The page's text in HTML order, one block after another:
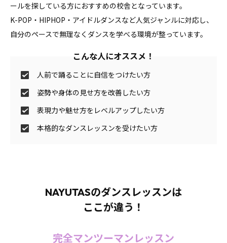
ールを探している方におすすめの校舎となっています。
K-POP・HIPHOP・アイドルダンスなど人気ジャンルに対応し、
自分のペースで無理なくダンスを学べる環境が整っています。
こんな人にオススメ！
人前で踊ることに自信をつけたい方
姿勢や身体の見せ方を改善したい方
表現力や魅せ方をレベルアップしたい方
本格的なダンスレッスンを受けたい方
NAYUTASのダンスレッスンは
ここが違う！
完全マンツーマンレッスン